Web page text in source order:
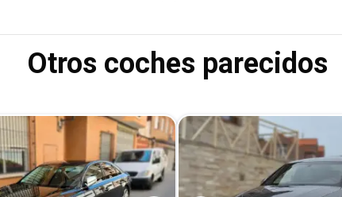
Otros coches parecidos